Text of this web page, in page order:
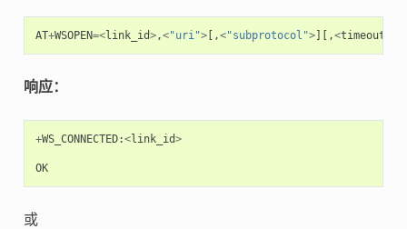
AT+WSOPEN=<link_id>,<"uri">[,<"subprotocol">][,<timeout_ms
响应：
+WS_CONNECTED:<link_id>
OK
或